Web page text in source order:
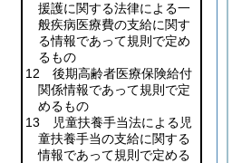
援護に関する法律による一
般疾病医療費の支給に関す
る情報であって規則で定め
るもの
12 後期高齢者医療保険給付
関係情報であって規則で定
めるもの
13 児童扶養手当法による児
童扶養手当の支給に関する
情報であって規則で定める